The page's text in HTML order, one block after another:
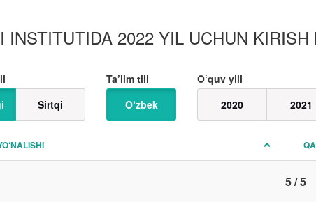
INSTITUTIDA 2022 YIL UCHUN
O‘quv yili
2020
2021
Ta’lim tili
O‘zbek
Sirtqi
5 / 5